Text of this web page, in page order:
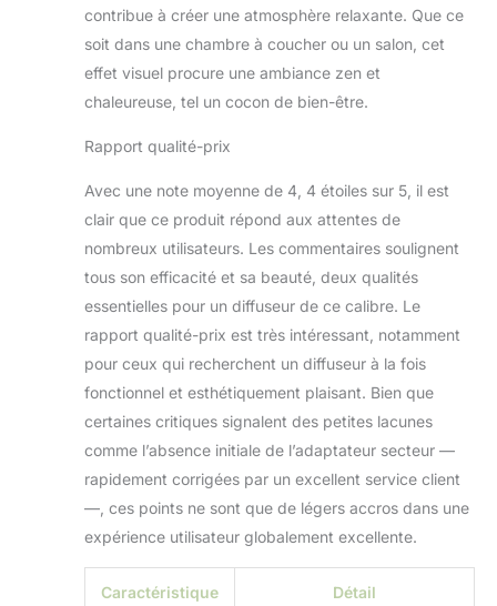
remplacement de 6 mois. Si vous
n'êtes pas entièrement satisfait de
silencieux, n'hésitez pas à nous
contacter et nous allons résoudre le
contribue à créer une atmosphère relaxante. Que ce
soit dans une chambre à coucher ou un salon, cet
effet visuel procure une ambiance zen et
chaleureuse, tel un cocon de bien-être.
Rapport qualité-prix
Avec une note moyenne de 4, 4 étoiles sur 5, il est
clair que ce produit répond aux attentes de
nombreux utilisateurs. Les commentaires soulignent
tous son efficacité et sa beauté, deux qualités
essentielles pour un diffuseur de ce calibre. Le
rapport qualité-prix est très intéressant, notamment
pour ceux qui recherchent un diffuseur à la fois
fonctionnel et esthétiquement plaisant. Bien que
certaines critiques signalent des petites lacunes
comme l’absence initiale de l’adaptateur secteur —
rapidement corrigées par un excellent service client
—, ces points ne sont que de légers accros dans une
expérience utilisateur globalement excellente.
Caractéristique Détail